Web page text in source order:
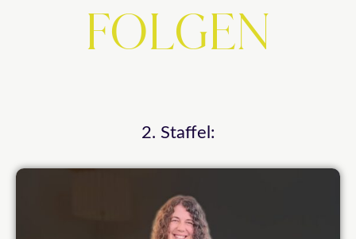
FOLGEN
2. Staffel: